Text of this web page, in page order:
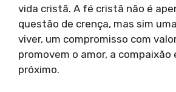
vida cristã. A fé cristã não é
questão de crença, mas sim
viver, um compromisso com
promovem o amor, a compaixão
próximo.